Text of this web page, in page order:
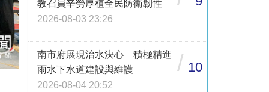
教召員辛勞厚植全民防衛韌性
2026-08-03 23:26
南市府展現治水決心 積極精進
雨水下水道建設與維護
2026-08-04 20:52
/ 10